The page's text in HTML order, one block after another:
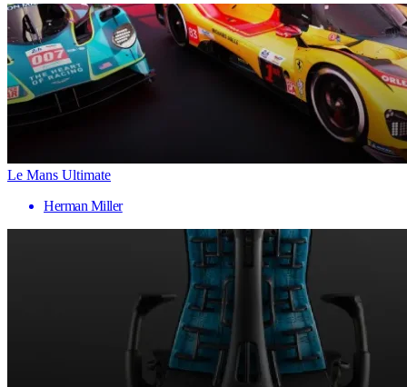
Le Mans Ultimate
Herman Miller